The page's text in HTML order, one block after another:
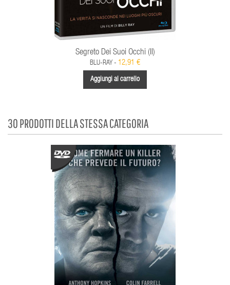
Segreto Dei Suoi Occhi (Il)
BLU-RAY - 12,91 €
Aggiungi al carrello
30 PRODOTTI DELLA STESSA CATEGORIA